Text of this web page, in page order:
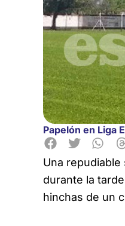
Papelón en Liga
Una
durante la
hinchas de un